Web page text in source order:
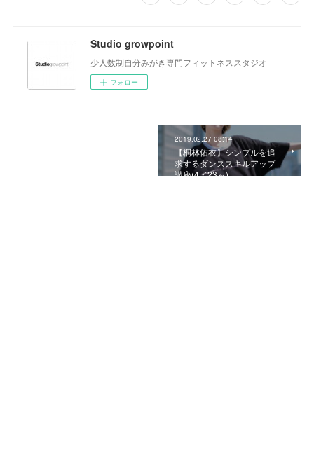
Studio growpoint
少人数制自分みがき専門フィットネススタジオ
フォロー
2019.02.27 08:14
【桐林佑衣】シンプルを追
求するダンススキルアップ
講座(4／23～)